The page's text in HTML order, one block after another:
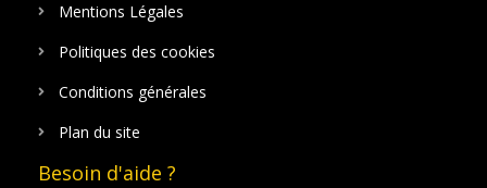
Mentions Légales
Politiques des cookies
Conditions générales
Plan du site
Besoin d'aide ?